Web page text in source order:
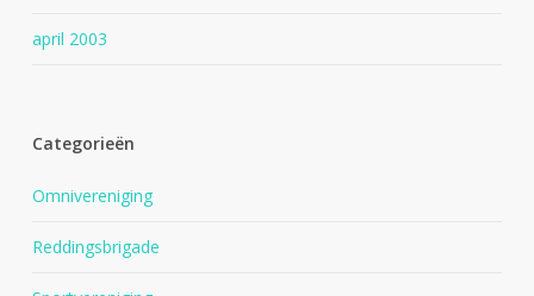
april 2003
Categorieën
Omnivereniging
Reddingsbrigade